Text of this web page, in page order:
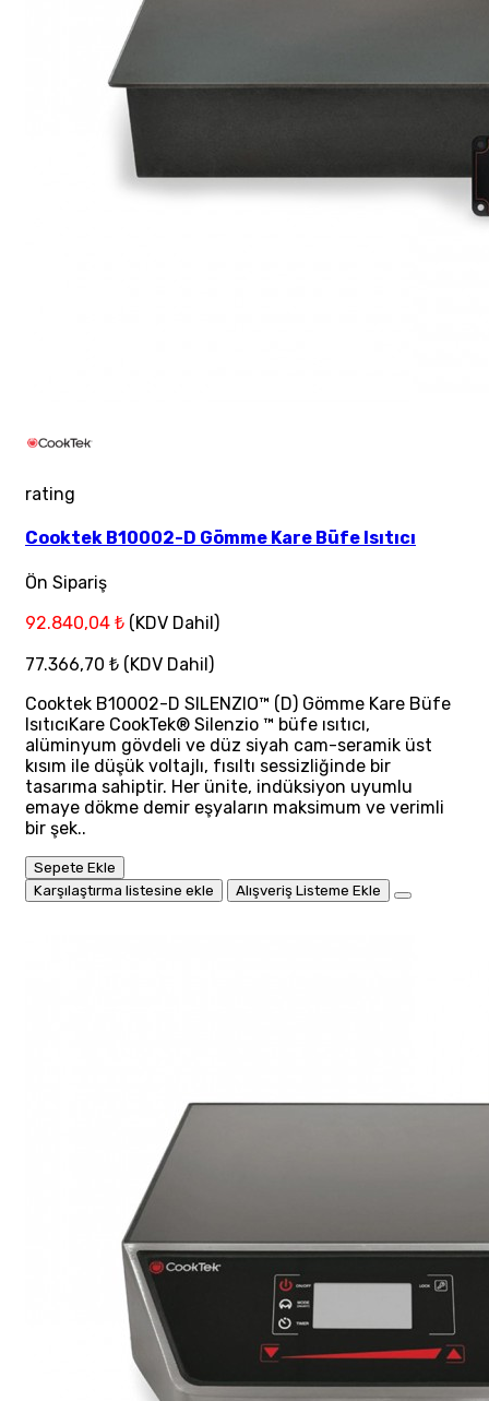
rating
Cooktek B10002-D Gömme Kare Büfe Isıtıcı
Ön Sipariş
92.840,04 ₺ (KDV Dahil)
77.366,70 ₺ (KDV Dahil)
Cooktek B10002-D SILENZIO™ (D) Gömme Kare Büfe
IsıtıcıKare CookTek® Silenzio ™ büfe ısıtıcı,
alüminyum gövdeli ve düz siyah cam-seramik üst
kısım ile düşük voltajlı, fısıltı sessizliğinde bir
tasarıma sahiptir. Her ünite, indüksiyon uyumlu
emaye dökme demir eşyaların maksimum ve verimli
bir şek..
Sepete Ekle
Karşılaştırma listesine ekle
Alışveriş Listeme Ekle